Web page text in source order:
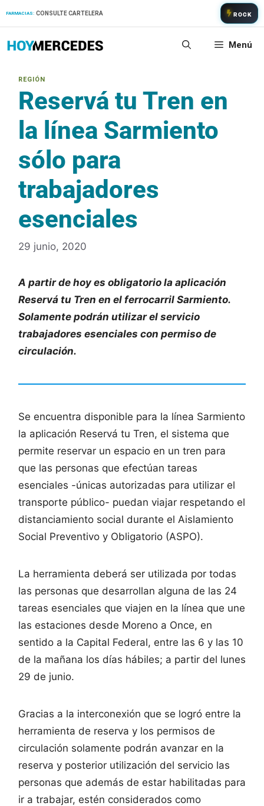
FARMACIAS: CONSULTE CARTELERA ROCK
Menú
Reservá tu Tren en
la línea Sarmiento
sólo para
trabajadores
esenciales
29 junio, 2020
A partir de hoy es obligatorio la aplicación
Reservá tu Tren en el ferrocarril Sarmiento.
Solamente podrán utilizar el servicio
trabajadores esenciales con permiso de
circulación.
Se encuentra disponible para la línea Sarmiento
la aplicación Reservá tu Tren, el sistema que
permite reservar un espacio en un tren para
que las personas que efectúan tareas
esenciales -únicas autorizadas para utilizar el
transporte público- puedan viajar respetando el
distanciamiento social durante el Aislamiento
Social Preventivo y Obligatorio (ASPO).
La herramienta deberá ser utilizada por todas
las personas que desarrollan alguna de las 24
tareas esenciales que viajen en la línea que une
las estaciones desde Moreno a Once, en
sentido a la Capital Federal, entre las 6 y las 10
de la mañana los días hábiles; a partir del lunes
29 de junio.
Gracias a la interconexión que se logró entre la
herramienta de reserva y los permisos de
circulación solamente podrán avanzar en la
reserva y posterior utilización del servicio las
personas que además de estar habilitadas para
ir a trabajar, estén considerados como